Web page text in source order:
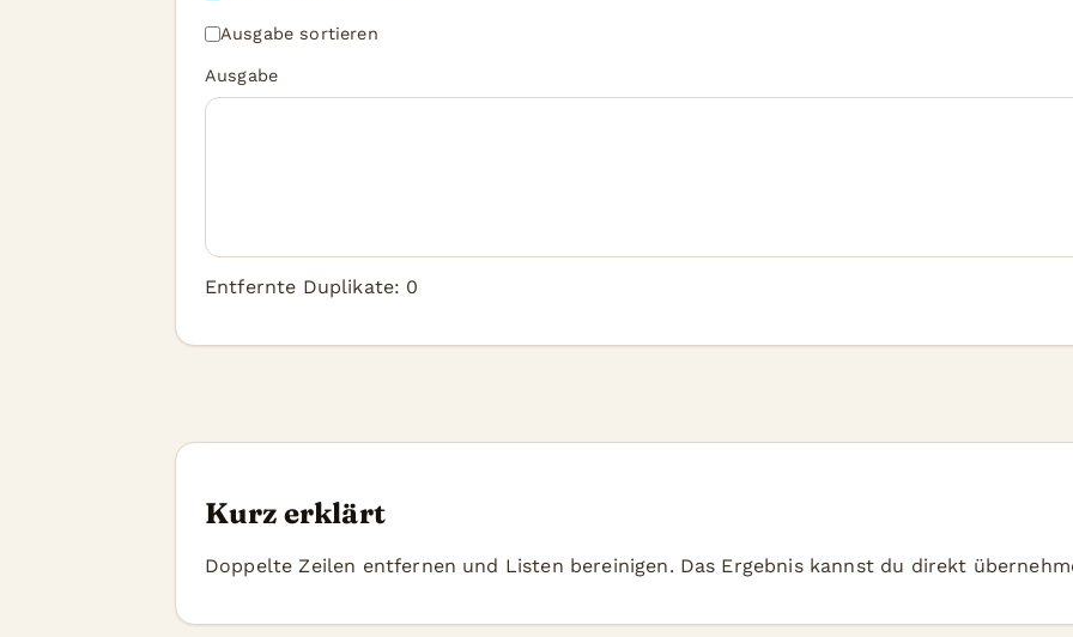
Ausgabe sortieren
Ausgabe
Entfernte Duplikate: 0
Kurz erklärt
Doppelte Zeilen entfernen und Listen bereinigen. Das Ergebnis kannst du direkt